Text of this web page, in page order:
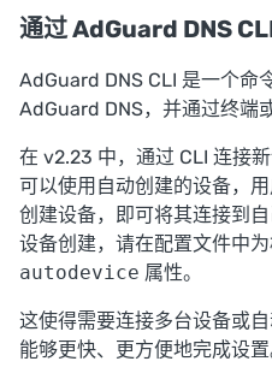
通过 AdGuard DNS
AdGuard DNS CLI 是一个命
AdGuard DNS，并通过终端
在 v2.23 中，通过 CLI 连接
可以使用自动创建的设备，
创建设备，即可将其连接到
设备创建，请在配置文件中
autodevice 属性。
这使得需要连接多台设备或
能够更快、更方便地完成设置